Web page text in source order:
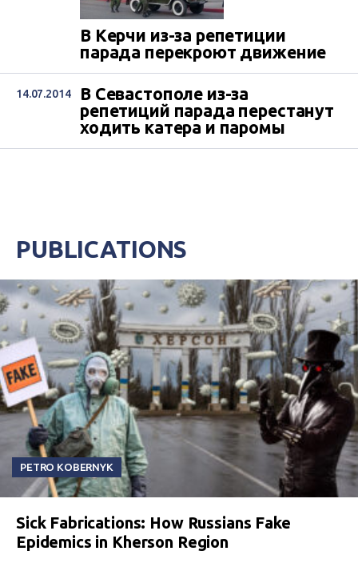
В Керчи из-за репетиции
парада перекроют движение
14.07.2014
В Севастополе из-за
репетиций парада перестанут
ходить катера и паромы
PUBLICATIONS
PETRO KOBERNYK
Sick Fabrications: How Russians Fake
Epidemics in Kherson Region